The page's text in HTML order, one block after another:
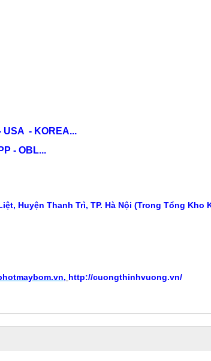
- KOREA...
- OBL...
Huyện Thanh Trì, TP. Hà Nội (Trong Tổng Kho
, http://cuongthinhvuong.vn/